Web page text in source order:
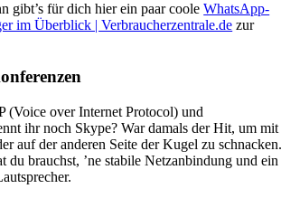
gibt’s für dich hier ein paar cooleWhatsApp-
im Überblick | Verbraucherzentrale.de zur
(Voice over Internet Protocol) und
ihr noch Skype? War damals der Hit, um mit
auf der anderen Seite der Kugel zu
du brauchst, ’ne stabile Netzanbindung und ein